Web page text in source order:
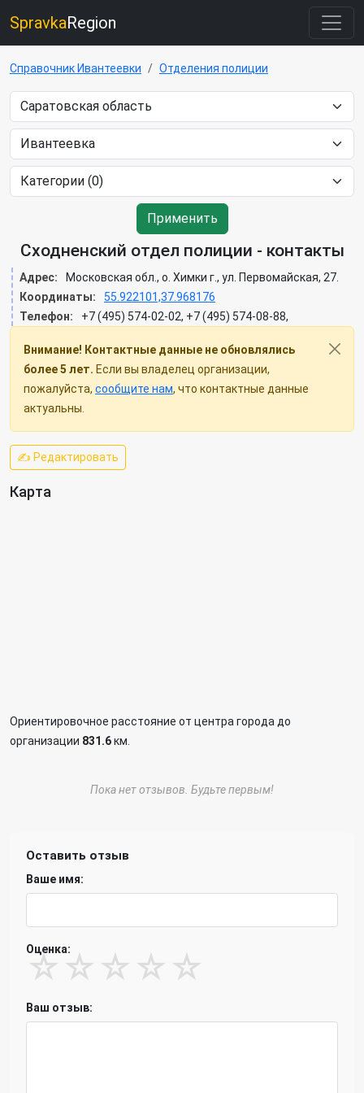
SpravkaRegion
Справочник Ивантеевки Отделения полиции
Применить
Сходненский отдел полиции - контакты
Адрес:
Московская обл., о. Химки г., ул. Первомайская, 27.
Координаты:
55.922101,37.968176
Телефон:
+7 (495) 574-02-02, +7 (495) 574-08-88,
Внимание! Контактные данные не обновлялись
более 5 лет. Если вы владелец организации,
пожалуйста, сообщите нам, что контактные данные
актуальны.
✍ Редактировать
Карта
Ориентировочное расстояние от центра города до
организации 831.6км.
Пока нет отзывов. Будьте первым!
Оставить отзыв
Ваше имя:
Оценка:
☆ ☆ ☆ ☆ ☆
Ваш отзыв: